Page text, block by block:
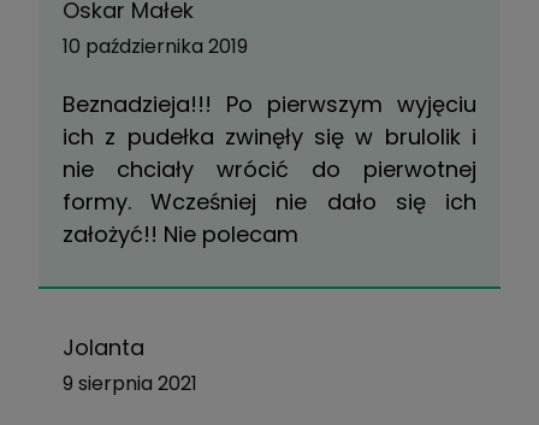
Oskar Małek
10 października 2019
Beznadzieja!!! Po pierwszym wyjęciu
ich z pudełka zwinęły się w brulolik i
nie chciały wrócić do pierwotnej
formy. Wcześniej nie dało się ich
założyć!! Nie polecam
Jolanta
9 sierpnia 2021